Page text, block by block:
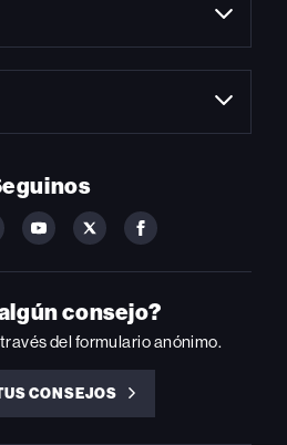
YOUTUBE
FOLLOW
ON
YOUTUBE
FOLLOW
ON
FOLLOW
ON
FACEBOOK
consejo?
del formulario anónimo.
CONSEJOS